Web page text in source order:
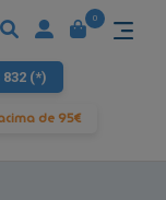
832 (*)
de 95€
0